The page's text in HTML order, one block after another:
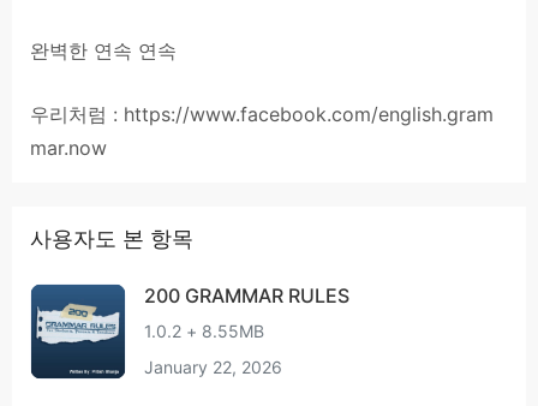
완벽한 연속 연속
우리처럼 : https://www.facebook.com/english.gram
mar.now
사용자도 본 항목
200 GRAMMAR RULES
1.0.2 + 8.55MB
January 22, 2026